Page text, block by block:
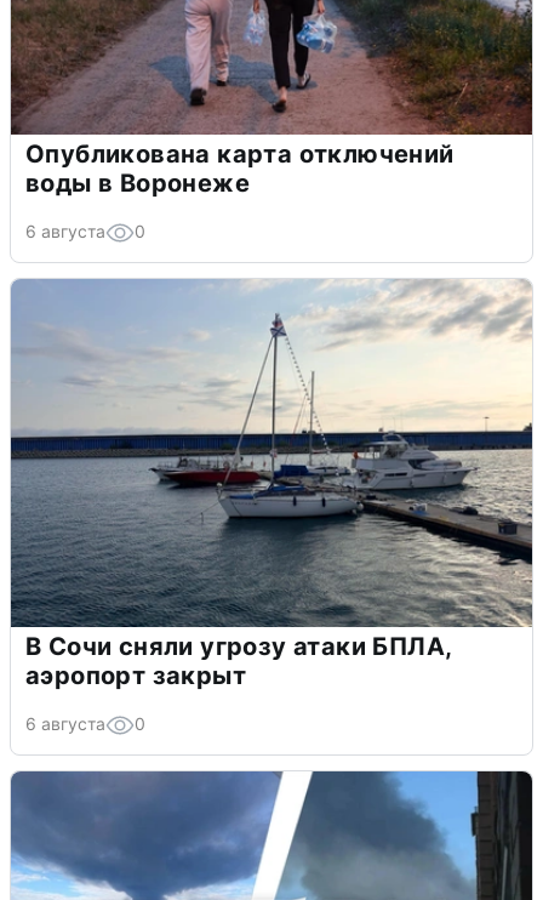
Опубликована карта отключений
воды в Воронеже
6 августа 0
В Сочи сняли угрозу атаки БПЛА,
аэропорт закрыт
6 августа 0